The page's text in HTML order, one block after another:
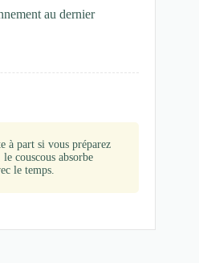
au dernier
à part si vous préparez
couscous absorbe
le temps.